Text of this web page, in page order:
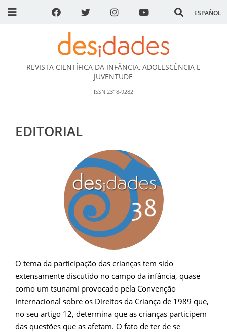
ESPAÑOL
DESidades
REVISTA CIENTÍFICA DA INFÂNCIA, ADOLESCÊNCIA E
JUVENTUDE
ISSN 2318-9282
EDITORIAL
O tema da participação das crianças tem sido
extensamente discutido no campo da infância, quase
como um tsunami provocado pela Convenção
Internacional sobre os Direitos da Criança de 1989 que,
no seu artigo 12, determina que as crianças participem
das questões que as afetam. O fato de ter de se